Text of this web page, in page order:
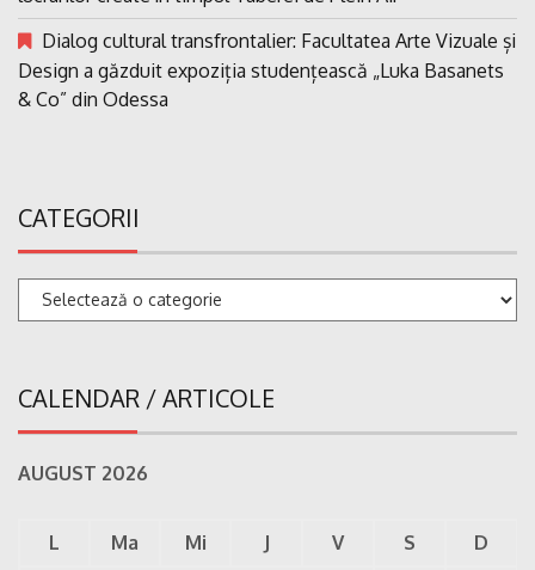
Dialog cultural transfrontalier: Facultatea Arte Vizuale și
Design a găzduit expoziția studențească „Luka Basanets
& Co” din Odessa
CATEGORII
Categorii
CALENDAR / ARTICOLE
AUGUST 2026
L Ma Mi J V S
D